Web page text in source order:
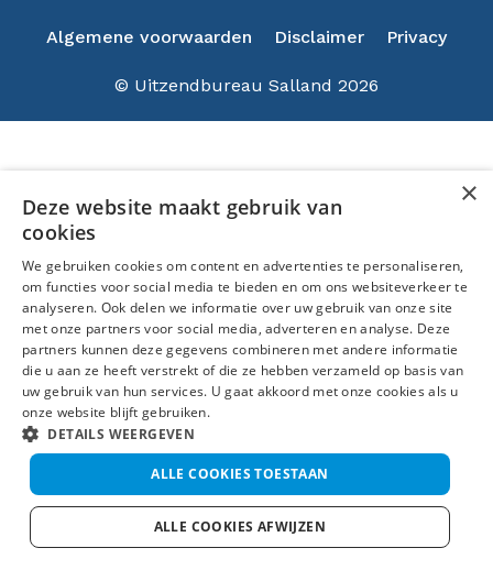
Algemene voorwaarden Disclaimer Privacy
© Uitzendbureau Salland 2026
×
Deze website maakt gebruik van
cookies
We gebruiken cookies om content en advertenties te personaliseren,
om functies voor social media te bieden en om ons websiteverkeer te
analyseren. Ook delen we informatie over uw gebruik van onze site
met onze partners voor social media, adverteren en analyse. Deze
partners kunnen deze gegevens combineren met andere informatie
die u aan ze heeft verstrekt of die ze hebben verzameld op basis van
uw gebruik van hun services. U gaat akkoord met onze cookies als u
onze website blijft gebruiken.
DETAILS WEERGEVEN
ALLE COOKIES TOESTAAN
ALLE COOKIES AFWIJZEN